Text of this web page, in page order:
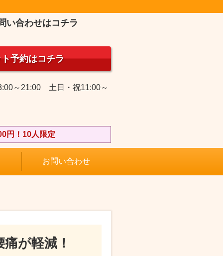
い合わせはコチラ
予約はコチラ
～21:00 土日・祝11:00～
円！10人限定
お問い合わせ
が軽減！